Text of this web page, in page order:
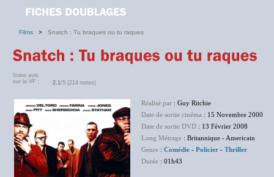
Films > Snatch : Tu braques ou tu raques
Votre avis
sur la VF :
2.1 /5 (214 notes)
Réalisé par : Guy Ritchie
Date de sortie cinéma : 15 Novembre 2000
Date de sortie DVD : 13 Février 2008
Long Métrage : Britannique - Americain
Genre : Comédie - Policier - Thriller
Durée : 01h43